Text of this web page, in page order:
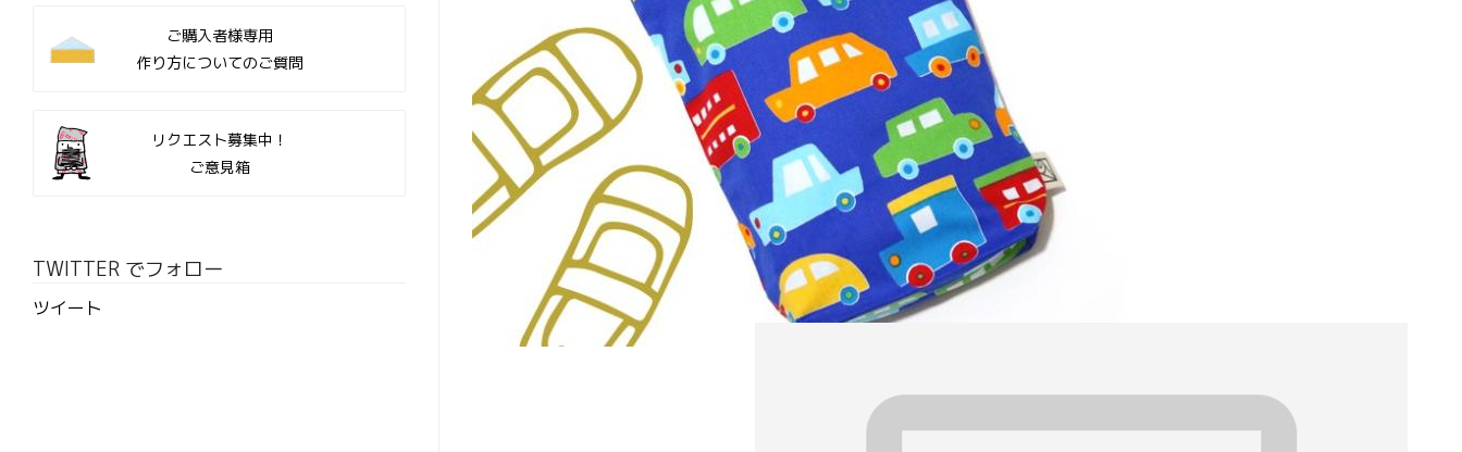
ご購入者様専用
作り方についてのご質問
リクエスト募集中！
ご意見箱
TWITTER でフォロー
ツイート